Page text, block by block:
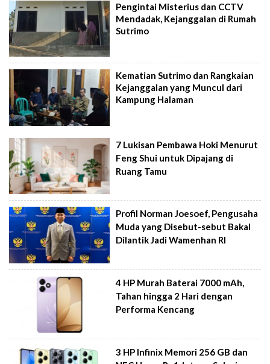
Pengintai Misterius dan CCTV
Mendadak, Kejanggalan di Rumah
Sutrimo
Kematian Sutrimo dan Rangkaian
Kejanggalan yang Muncul dari
Kampung Halaman
7 Lukisan Pembawa Hoki Menurut
Feng Shui untuk Dipajang di
Ruang Tamu
Profil Norman Joesoef, Pengusaha
Muda yang Disebut-sebut Bakal
Dilantik Jadi Wamenhan RI
4 HP Murah Baterai 7000 mAh,
Tahan hingga 2 Hari dengan
Performa Kencang
3 HP Infinix Memori 256 GB dan